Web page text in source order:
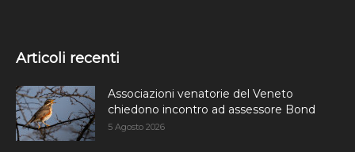
Articoli recenti
Associazioni venatorie del Veneto
chiedono incontro ad assessore Bond
5 Agosto 2026